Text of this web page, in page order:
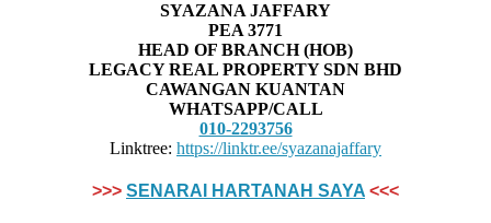
SYAZANA JAFFARY
PEA 3771
HEAD OF BRANCH (HOB)
LEGACY REAL PROPERTY SDN BHD
CAWANGAN KUANTAN
WHATSAPP/CALL
010-2293756
Linktree: https://linktr.ee/syazanajaffary
>>> SENARAI HARTANAH SAYA <<<